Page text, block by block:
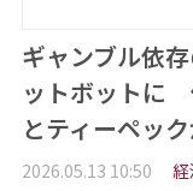
ギャンブル依
ットボットに
とティーペッ
2026.05.13 10:50